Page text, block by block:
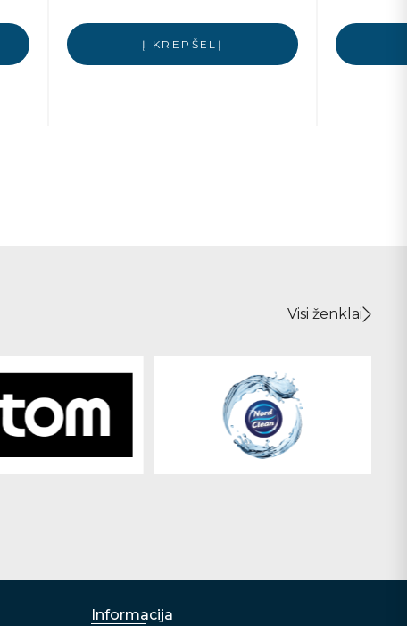
Į KREPŠELĮ
Visi ženklai
Informacija